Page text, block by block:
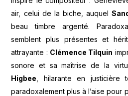
air, celui de la biche, auquel
beau timbre argenté.
semblent plus présentes et
attrayante : Clémence Tilquin
sonore et sa maîtrise de la
Higbee , hilarante en justicière
paradoxalement plus à l’aise pour